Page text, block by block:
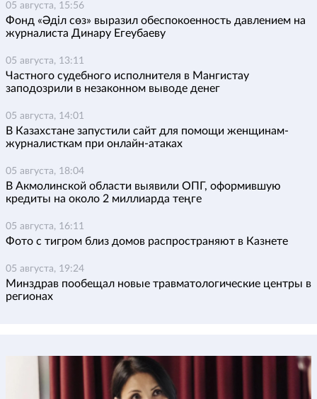
05 августа, 15:56
Фонд «Әділ сөз» выразил обеспокоенность давлением на
журналиста Динару Егеубаеву
05 августа, 13:11
Частного судебного исполнителя в Мангистау
заподозрили в незаконном выводе денег
05 августа, 14:01
В Казахстане запустили сайт для помощи женщинам-
журналисткам при онлайн-атаках
05 августа, 18:04
В Акмолинской области выявили ОПГ, оформившую
кредиты на около 2 миллиарда теңге
05 августа, 16:11
Фото с тигром близ домов распространяют в Казнете
05 августа, 19:24
Минздрав пообещал новые травматологические центры в
регионах